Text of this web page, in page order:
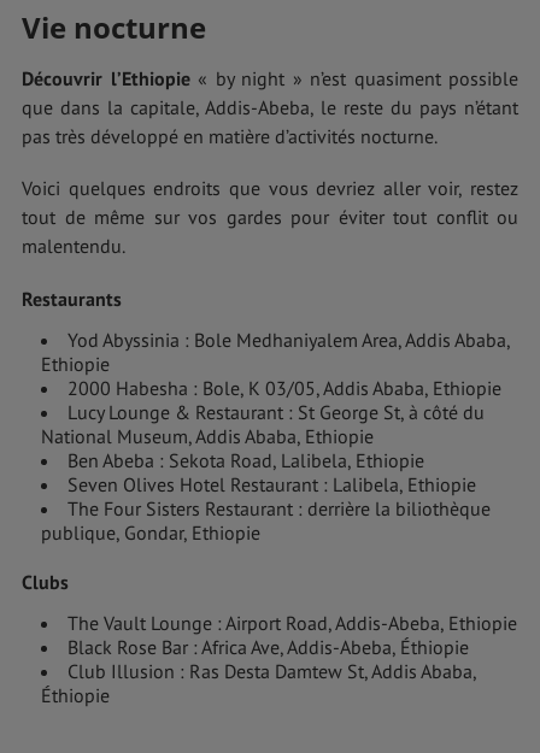
Vie nocturne
Découvrir l’Ethiopie« by night » n’est quasiment possible
que dans la capitale, Addis-Abeba, le reste du pays n’étant
pas très développé en matière d’activités nocturne.
Voici quelques endroits que vous devriez aller voir, restez
tout de même sur vos gardes pour éviter tout conflit ou
malentendu.
Restaurants
Yod Abyssinia : Bole Medhaniyalem Area, Addis Ababa,
Ethiopie
2000 Habesha : Bole, K 03/05, Addis Ababa, Ethiopie
Lucy Lounge & Restaurant : St George St, à côté du
National Museum, Addis Ababa, Ethiopie
Ben Abeba : Sekota Road, Lalibela, Ethiopie
Seven Olives Hotel Restaurant : Lalibela, Ethiopie
The Four Sisters Restaurant : derrière la biliothèque
publique, Gondar, Ethiopie
Clubs
The Vault Lounge : Airport Road, Addis-Abeba, Ethiopie
Black Rose Bar : Africa Ave, Addis-Abeba, Éthiopie
Club Illusion : Ras Desta Damtew St, Addis Ababa,
Éthiopie